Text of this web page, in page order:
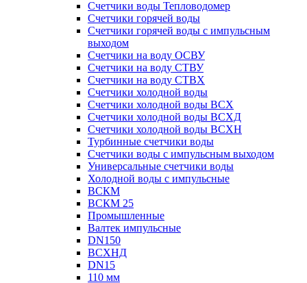
Счетчики воды Тепловодомер
Счетчики горячей воды
Счетчики горячей воды с импульсным
выходом
Счетчики на воду ОСВУ
Счетчики на воду СТВУ
Счетчики на воду СТВХ
Счетчики холодной воды
Счетчики холодной воды ВСХ
Счетчики холодной воды ВСХД
Счетчики холодной воды ВСХН
Турбинные счетчики воды
Счетчики воды с импульсным выходом
Универсальные счетчики воды
Холодной воды с импульсные
ВСКМ
ВСКМ 25
Промышленные
Валтек импульсные
DN150
ВСХНД
DN15
110 мм